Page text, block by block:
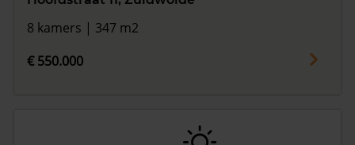
8 kamers | 347 m2
€ 550.000